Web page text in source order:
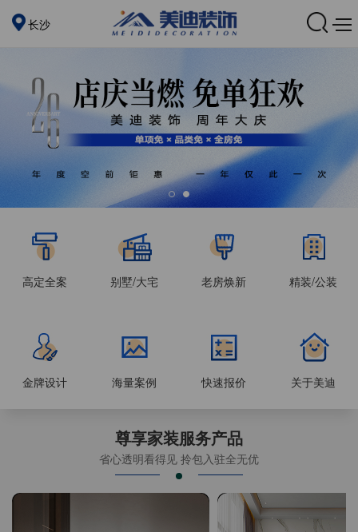
长沙
高定全案 别墅/大宅 老房焕新 精装/公装
金牌设计 海量案例 快速报价 关于美迪
尊享家装服务产品
省心透明看得见 拎包入驻全无优